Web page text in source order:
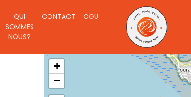
QUI
SOMMES
NOUS?
CONTACT CGU
+
−